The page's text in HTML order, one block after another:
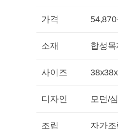
가격 54,870
소재 합성목
사이즈
디자인 모던/
조립 자가조